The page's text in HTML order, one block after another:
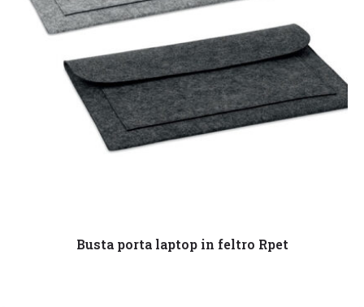
Leggi tutto
Busta porta laptop in feltro Rpet